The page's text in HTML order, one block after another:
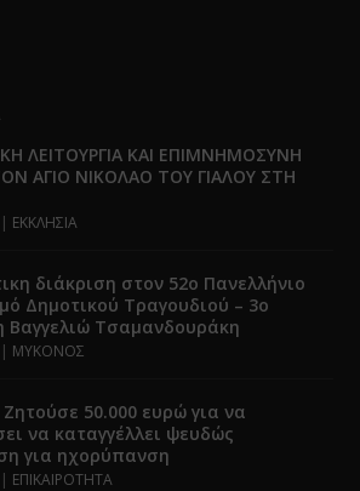
ΛΕΙΤΟΥΡΓΙΑ ΚΑΙ ΕΠΙΜΝΗΜΟΣΥΝΗ
ΑΓΙΟ ΝΙΚΟΛΑΟ ΤΟΥ ΓΙΑΛΟΥ ΣΤΗ
| ΕΚΚΛΗΣΙΑ
διάκριση στον 52ο Πανελλήνιο
Δημοτικού Τραγουδιού – 3ο
Βαγγελιώ Τσαμανδουράκη
| ΜΥΚΟΝΟΣ
50.000 ευρώ για να
να καταγγέλλει ψευδώς
για ηχορύπανση
| ΕΠΙΚΑΙΡΟΤΗΤΑ